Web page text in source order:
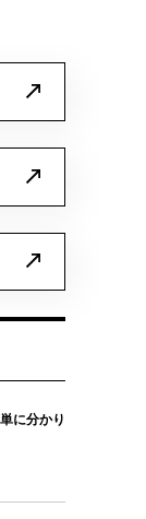
に分かり